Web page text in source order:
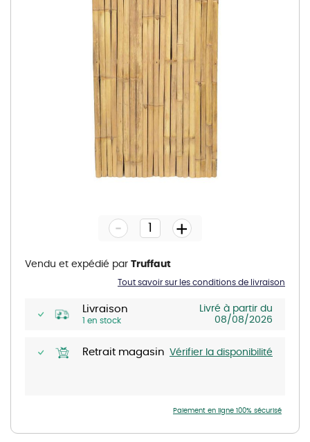
gallery
Livraison
1 en stock
Livré à partir du
08/08/2026
Retrait magasin Vérifier la disponibilité
- +
Tout savoir sur les conditions de livraison
Vendu et expédié par Truffaut
Paiement en ligne 100% sécurisé